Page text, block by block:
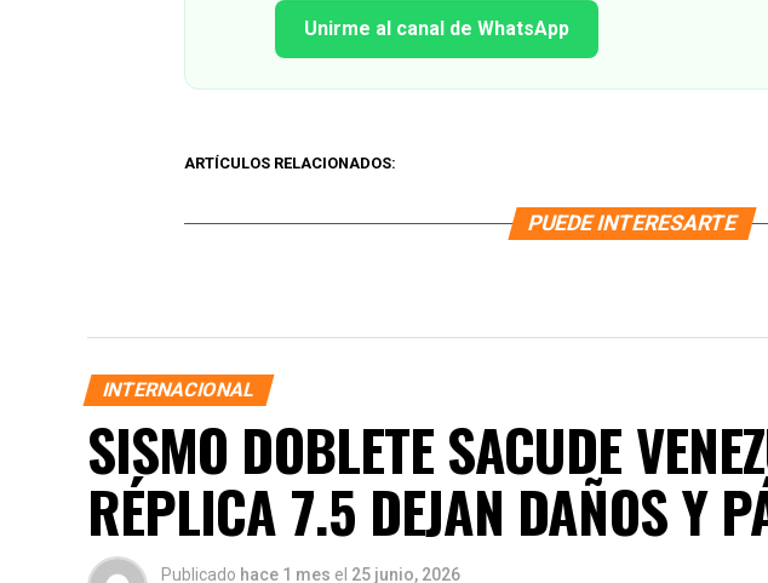
Unirme al canal de WhatsApp
ARTÍCULOS RELACIONADOS:
PUEDE INTERESARTE
INTERNACIONAL
SISMO DOBLETE SACUDE
RÉPLICA 7.5 DEJAN DAÑOS Y
Publicado hace 1 mes el 25 junio, 2026